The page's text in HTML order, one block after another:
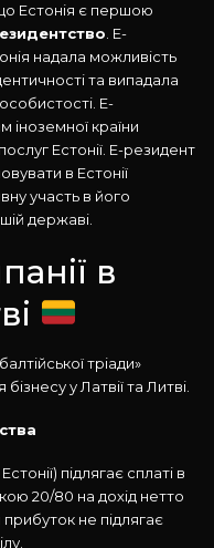
Естонія є першою
. Е-
надала можливість
та випадала
Е-
країни
Естонії. Е-резидент
в Естонії
участь в його
державі.
в
тріади»
у Латвії та Литві.
підлягає сплаті в
20/80 на дохід нетто
не підлягає